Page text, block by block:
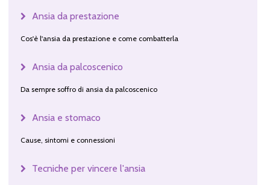
Ansia da prestazione
Cos'è l'ansia da prestazione e come combatterla
Ansia da palcoscenico
Da sempre soffro di ansia da palcoscenico
Ansia e stomaco
Cause, sintomi e connessioni
Tecniche per vincere l'ansia